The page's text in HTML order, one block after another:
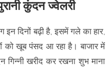
कुंदन ज्वेलरी
इन दिनों बढ़ी है, इसमें गले का हार,
को खूब पंसद आ रहा है। बाजार में
गिन्नी खरीद कर रखना शुभ माना